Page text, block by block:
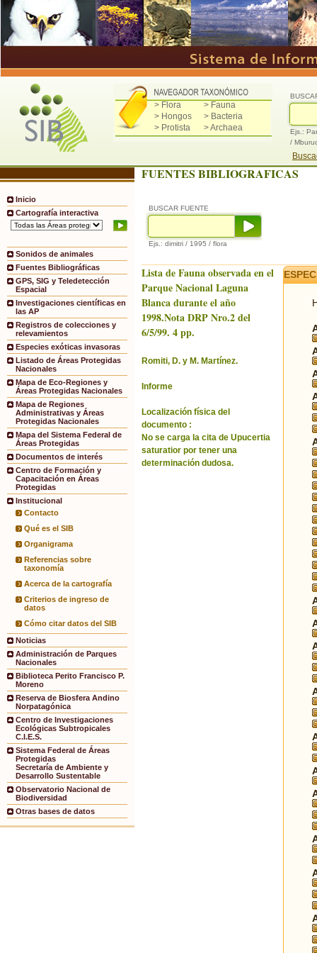
> Flora
> Fauna
> Hongos
> Bacteria
> Protista
> Archaea
Ejs.:
/
Inicio
Cartografía interactiva
Sonidos de animales
Fuentes Bibliográficas
GPS, SIG y Teledetección
Espacial
Investigaciones científicas en
las AP
Registros de colecciones y
relevamientos
Especies exóticas invasoras
Listado de Áreas Protegidas
Nacionales
Mapa de Eco-Regiones y
Áreas Protegidas Nacionales
Mapa de Regiones
Administrativas y Áreas
Protegidas Nacionales
Mapa del Sistema Federal de
Áreas Protegidas
Documentos de interés
Centro de Formación y
Capacitación en Áreas
Protegidas
Institucional
Contacto
Qué es el SIB
Organigrama
Referencias sobre
taxonomía
Acerca de la cartografía
Criterios de ingreso de
datos
Cómo citar datos del SIB
Noticias
Administración de Parques
Nacionales
Biblioteca Perito Francisco P.
Moreno
Reserva de Biosfera Andino
Norpatagónica
Centro de Investigaciones
Ecológicas Subtropicales
C.I.E.S.
Sistema Federal de Áreas
Protegidas
Secretaría de Ambiente y
Desarrollo Sustentable
Observatorio Nacional de
Biodiversidad
Otras bases de datos
FUENTES BIBLIOGRAFICAS
BUSCAR FUENTE
Ejs.: dimitri / 1995 / flora
Lista de Fauna observada en el
Parque Nacional Laguna
Blanca durante el año
1998.Nota DRP Nro.2 del
6/5/99. 4 pp.
Romiti, D. y M. Martínez.
Informe
Localización física del
documento :
No se carga la cita de Upucertia
saturatior por tener una
determinación dudosa.